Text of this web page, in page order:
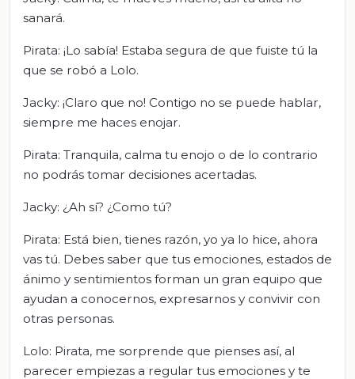
sanará.
Pirata: ¡Lo sabía! Estaba segura de que fuiste tú la
que se robó a Lolo.
Jacky: ¡Claro que no! Contigo no se puede hablar,
siempre me haces enojar.
Pirata: Tranquila, calma tu enojo o de lo contrario
no podrás tomar decisiones acertadas.
Jacky: ¿Ah sí? ¿Como tú?
Pirata: Está bien, tienes razón, yo ya lo hice, ahora
vas tú. Debes saber que tus emociones, estados de
ánimo y sentimientos forman un gran equipo que
ayudan a conocernos, expresarnos y convivir con
otras personas.
Lolo: Pirata, me sorprende que pienses así, al
parecer empiezas a regular tus emociones y te